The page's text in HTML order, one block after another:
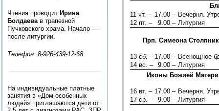
Чтения проводит Ирина
Болдаева в трапезной
Пучковского храма. Начало —
после литургии.
Телефон: 8-926-439-12-68.
На индивидуальные платные
занятия в «Дом особенных
людей» приглашаются дети от
11 чт. – 17.00 – Вечерня.
12 пт. –
9.00 – Литургия
Прп. Симеона
13 сб. – 17.00 – Всенощное
14 вс. –
9.00 – Литургия
Иконы Божией
16 вт. – 17.00 – Вечерня.
17 ср. –
9.00 – Литургия